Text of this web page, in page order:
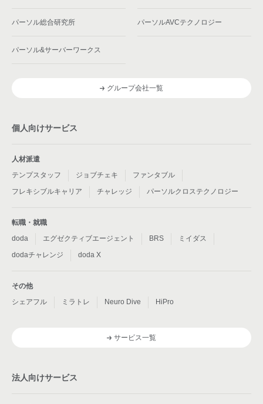
パーソル総合研究所 パーソルAVCテクノロジー
パーソル&サーバーワークス
グループ会社一覧
個人向けサービス
人材派遣
テンプスタッフ
ジョブチェキ
ファンタブル
フレキシブルキャリア
チャレッジ パーソルクロステクノロジー
転職・就職
doda
エグゼクティブエージェント BRS
ミイダス
dodaチャレンジ
doda X
その他
シェアフル
ミラトレ Neuro Dive HiPro
サービス一覧
法人向けサービス